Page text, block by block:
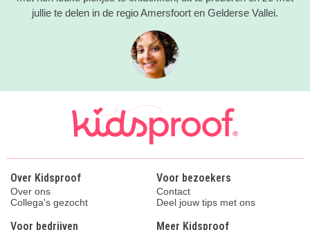
jullie te delen in de regio Amersfoort en Gelderse Vallei.
Over Kidsproof
Over ons
Collega's gezocht
Voor bezoekers
Contact
Deel jouw tips met ons
Voor bedrijven Meer Kidsproof